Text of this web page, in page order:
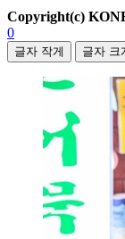
Copyright(c)
0
글자 작게 글자 크